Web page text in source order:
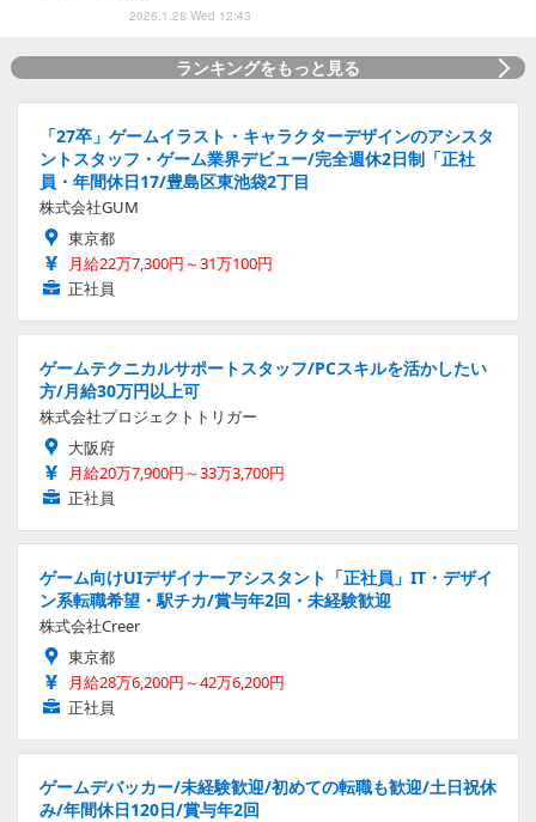
2026.1.28 Wed 12:43
ランキングをもっと見る
「27卒」ゲームイラスト・キャラクターデザインのアシスタ
ントスタッフ・ゲーム業界デビュー/完全週休2日制「正社
員・年間休日17/豊島区東池袋2丁目
株式会社GUM
東京都
月給22万7,300円～31万100円
正社員
ゲームテクニカルサポートスタッフ/PCスキルを活かしたい
方/月給30万円以上可
株式会社プロジェクトトリガー
大阪府
月給20万7,900円～33万3,700円
正社員
ゲーム向けUIデザイナーアシスタント「正社員」IT・デザイ
ン系転職希望・駅チカ/賞与年2回・未経験歓迎
株式会社Creer
東京都
月給28万6,200円～42万6,200円
正社員
ゲームデバッカー/未経験歓迎/初めての転職も歓迎/土日祝休
み/年間休日120日/賞与年2回